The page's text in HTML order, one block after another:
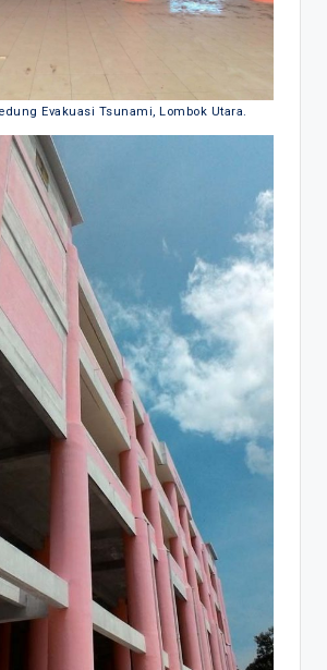
Evakuasi Tsunami, Lombok Utara.